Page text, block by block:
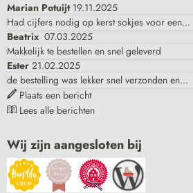
Marian Potuijt 19.11.2025
Had cijfers nodig op kerst sokjes voor een...
Beatrix 07.03.2025
Makkelijk te bestellen en snel geleverd
Ester 21.02.2025
de bestelling was lekker snel verzonden en...
Plaats een bericht
Lees alle berichten
Wij zijn aangesloten bij